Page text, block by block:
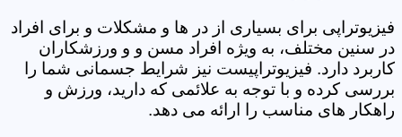
فیزیوتراپی برای بسیاری از در ها و مشکلات و برای افراد
در سنین مختلف، به ویژه افراد مسن و و ورزشکاران
کاربرد دارد. فیزیوتراپیست نیز شرایط جسمانی شما را
بررسی کرده و با توجه به علائمی که دارید، ورزش و
راهکار های مناسب را ارائه می دهد.